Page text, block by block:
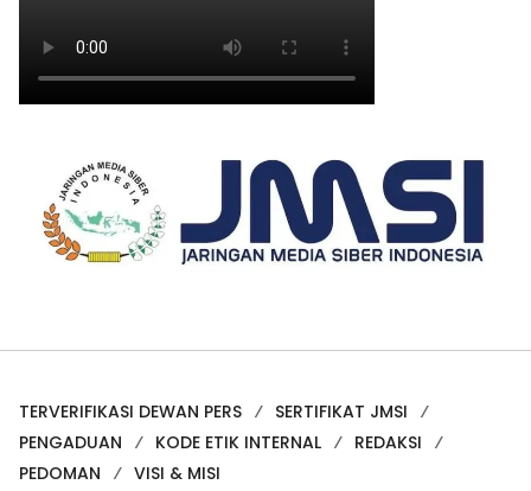
TERVERIFIKASI DEWAN PERS
SERTIFIKAT JMSI
PENGADUAN
KODE ETIK INTERNAL
REDAKSI
PEDOMAN
VISI & MISI